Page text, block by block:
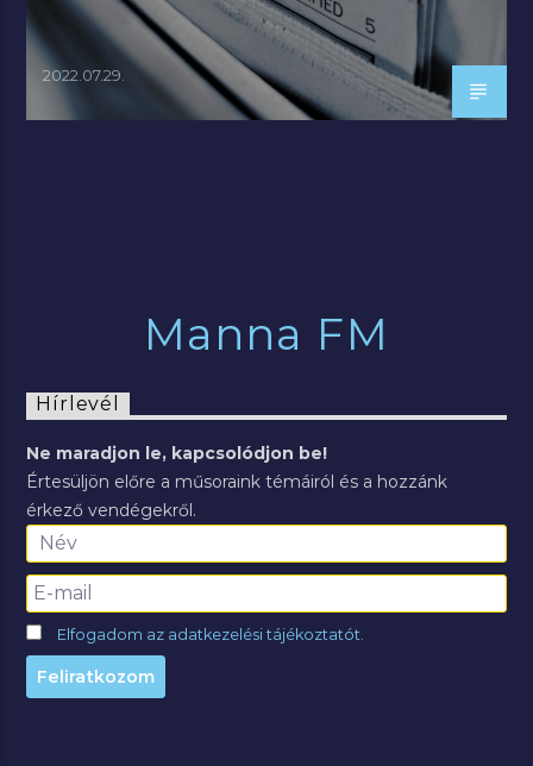
2022.07.29.
Manna FM
Hírlevél
Ne maradjon le, kapcsolódjon be!
Értesüljön előre a műsoraink témáiról és a hozzánk
érkező vendégekről.
Elfogadom az adatkezelési tájékoztatót.